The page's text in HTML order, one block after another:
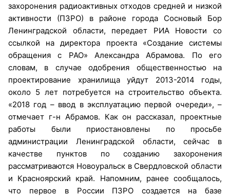
захоронения радиоактивных отходов средней и низкой
активности (ПЗРО) в районе города Сосновый Бор
Ленинградской области, передает РИА Новости со
ссылкой на директора проекта «Создание системы
обращения с РАО» Александра Абрамова. По его
словам, в случае одобрения общественностью на
проектирование хранилища уйдут 2013-2014 годы,
около 5 лет потребуется на строительство объекта.
«2018 год – ввод в эксплуатацию первой очереди», –
отмечает г-н Абрамов. Как он рассказал, проектные
работы были приостановлены по просьбе
администрации Ленинградской области, сейчас в
качестве пунктов по созданию захоронения
рассматриваются Новоуральск в Свердловской области
и Красноярский край. Напомним, ранее сообщалось,
что первое в России ПЗРО создается на базе